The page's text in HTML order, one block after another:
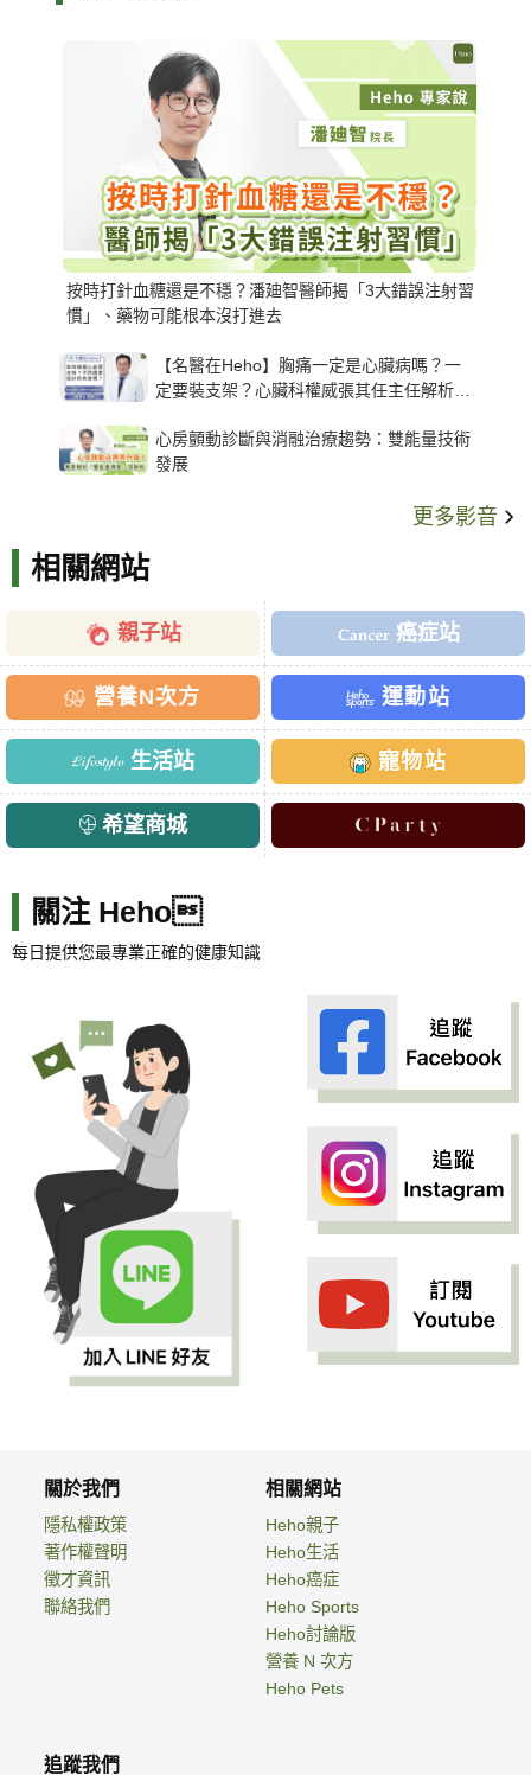
按時打針血糖還是不穩？潘廸智醫師揭「3大錯誤注射習
慣」、藥物可能根本沒打進去
【名醫在Heho】胸痛一定是心臟病嗎？一
定要裝支架？心臟科權威張其任主任解析支
心房顫動診斷與消融治療趨勢：雙能量技術
發展
更多影音
相關網站
親子站 癌症站
營養N次方 運動站
生活站 寵物站
希望商城
關注 Heho
每日提供您最專業正確的健康知識
關於我們
隱私權政策
著作權聲明
徵才資訊
聯絡我們
相關網站
Heho親子
Heho生活
Heho癌症
Heho Sports
Heho討論版
營養 N 次方
Heho Pets
追蹤我們